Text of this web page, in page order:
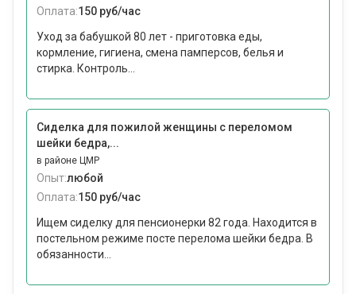
Оплата:150 руб/час
Уход за бабушкой 80 лет - приготовка еды,
кормление, гигиена, смена памперсов, белья и
стирка. Контроль...
Сиделка для пожилой женщины с переломом
шейки бедра,...
в районе ЦМР
Опыт:любой
Оплата:150 руб/час
Ищем сиделку для пенсионерки 82 года. Находится в
постельном режиме посте перелома шейки бедра. В
обязанности...